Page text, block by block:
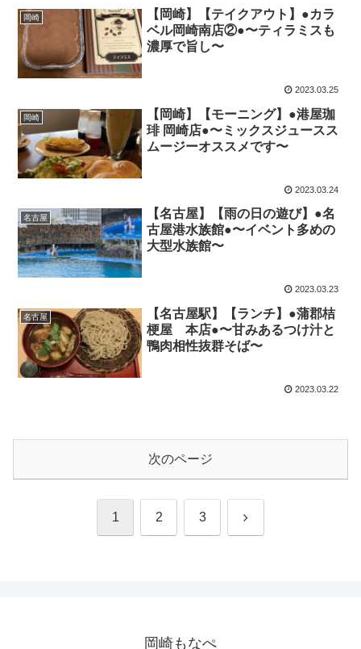
岡崎
【岡崎】【テイクアウト】●カラ
ベル岡崎南店②●〜ティラミスも
濃厚で旨し〜
2023.03.25
岡崎
【岡崎】【モーニング】●港屋珈
琲 岡崎店●〜ミックスジュースス
ムージーオススメです〜
2023.03.24
名古屋
【名古屋】【雨の日の遊び】●名
古屋港水族館●〜イベント多めの
大型水族館〜
2023.03.23
名古屋
【名古屋駅】【ランチ】●蒲郡桔
梗屋 本店●〜甘みあるつけ汁と
鴨肉相性抜群そば〜
2023.03.22
次のページ
1 2 3 次
岡崎もなぺ